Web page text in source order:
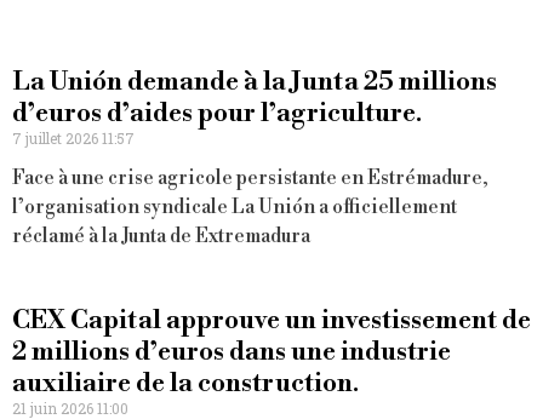
La Unión demande à la Junta 25 millions
d’euros d’aides pour l’agriculture.
7 juillet 2026 11:57
Face à une crise agricole persistante en Estrémadure,
l’organisation syndicale La Unión a officiellement
réclamé à la Junta de Extremadura
CEX Capital approuve un investissement de
2 millions d’euros dans une industrie
auxiliaire de la construction.
21 juin 2026 11:00